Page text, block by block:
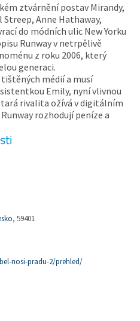
ztvárnění postav Mirandy,
Streep, Anne Hathaway,
do módních ulic New Yorku
Runway v netrpělivě
z roku 2006, který
generaci.
médií a musí
Emily, nyní vlivnou
rivalita ožívá v digitálním
rozhodují peníze a
, 59401
nosi-pradu-2/prehled/